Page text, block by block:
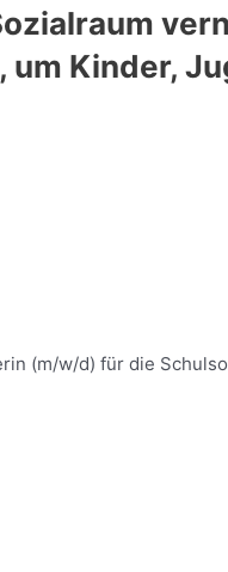
um Kinder,
(m/w/d) für die